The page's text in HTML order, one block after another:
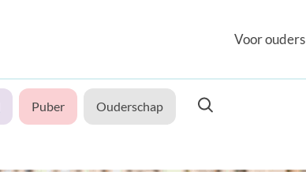
Voor ouders
Puber Ouderschap